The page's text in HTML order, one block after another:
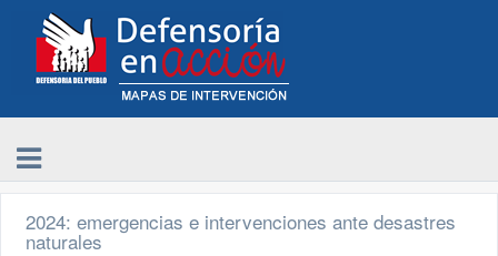
2024: emergencias e intervenciones ante desastres
naturales